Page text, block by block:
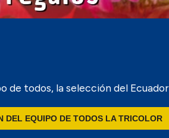
de todos, la selección del Ecuador
DEL EQUIPO DE TODOS LA TRICOLOR